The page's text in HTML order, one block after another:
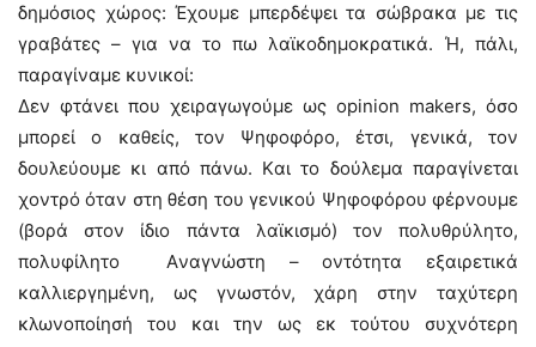
δημόσιος χώρος: Έχουμε μπερδέψει τα σώβρακα με τις
γραβάτες – για να το πω λαϊκοδημοκρατικά. Ή, πάλι,
παραγίναμε κυνικοί:
Δεν φτάνει που χειραγωγούμε ως opinion makers, όσο
μπορεί ο καθείς, τον Ψηφοφόρο, έτσι, γενικά, τον
δουλεύουμε κι από πάνω. Kαι το δούλεμα παραγίνεται
χοντρό όταν στη θέση του γενικού Ψηφοφόρου φέρνουμε
(βορά στον ίδιο πάντα λαϊκισμό) τον πολυθρύλητο,
πολυφίλητο Aναγνώστη – οντότητα εξαιρετικά
καλλιεργημένη, ως γνωστόν, χάρη στην ταχύτερη
κλωνοποίησή του και την ως εκ τούτου συχνότερη